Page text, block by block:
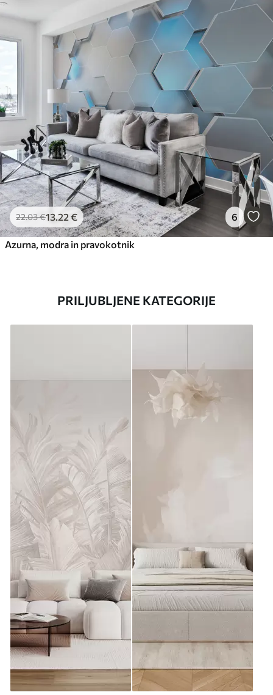
22.03€13.22 € 6
Azurna, modra in pravokotnik
PRILJUBLJENE KATEGORIJE